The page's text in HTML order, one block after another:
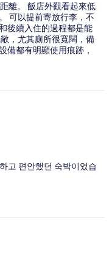
離。 飯店外觀看起來低
可以提前寄放行李，不
後續入住的過程都是能
，尤其廁所很寬闊，備
備都有明顯使用痕跡，
手台特別的設計，因為
是還不錯，房間隔音
고 편안했던 숙박이었습